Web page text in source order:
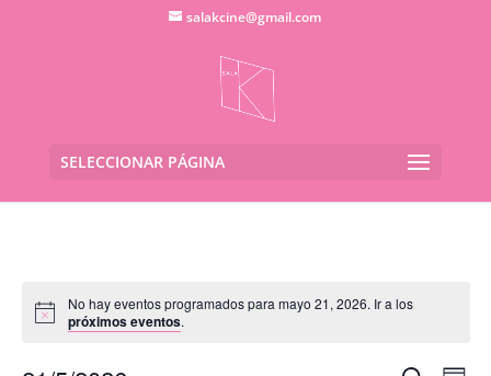
salakcine@gmail.com
SELECCIONAR PÁGINA
No hay eventos programados para mayo 21, 2026. Ir a los
próximos eventos.